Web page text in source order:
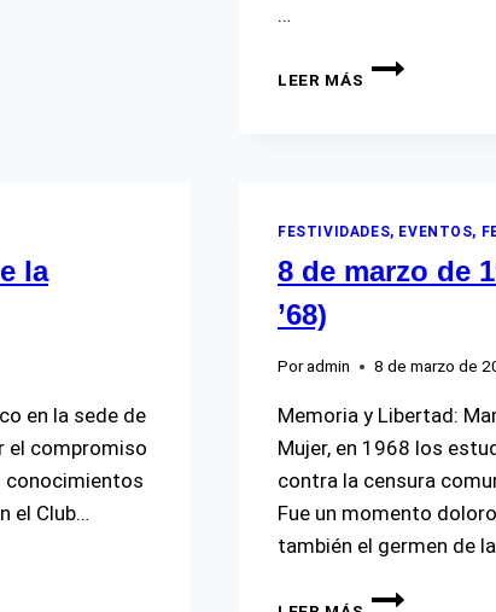
…
LEER MÁS
MARIE
la
en la sede de
el compromiso
conocimientos
el Club…
FESTIVIDADES, EVENTOS,
8 de marzo de
’68)
Poradmin 8 de marzo de
Memoria y Libertad:
Mujer, en 1968 los
contra la censura
Fue un momento
también el germen de
8